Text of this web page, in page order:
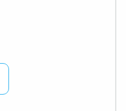
22,96 € - 55,22 €